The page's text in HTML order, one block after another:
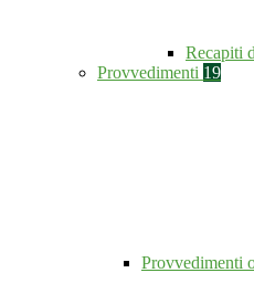
Recapiti
Provvedimenti 19
Provvedimenti